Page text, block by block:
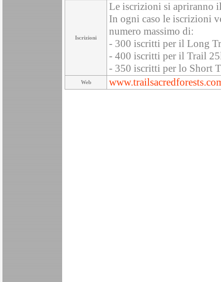
Iscrizioni
Le iscrizioni si apriranno
In ogni caso le iscrizioni
numero massimo di:
- 300 iscritti per il Long
- 400 iscritti per il Trail
- 350 iscritti per lo Short
Web